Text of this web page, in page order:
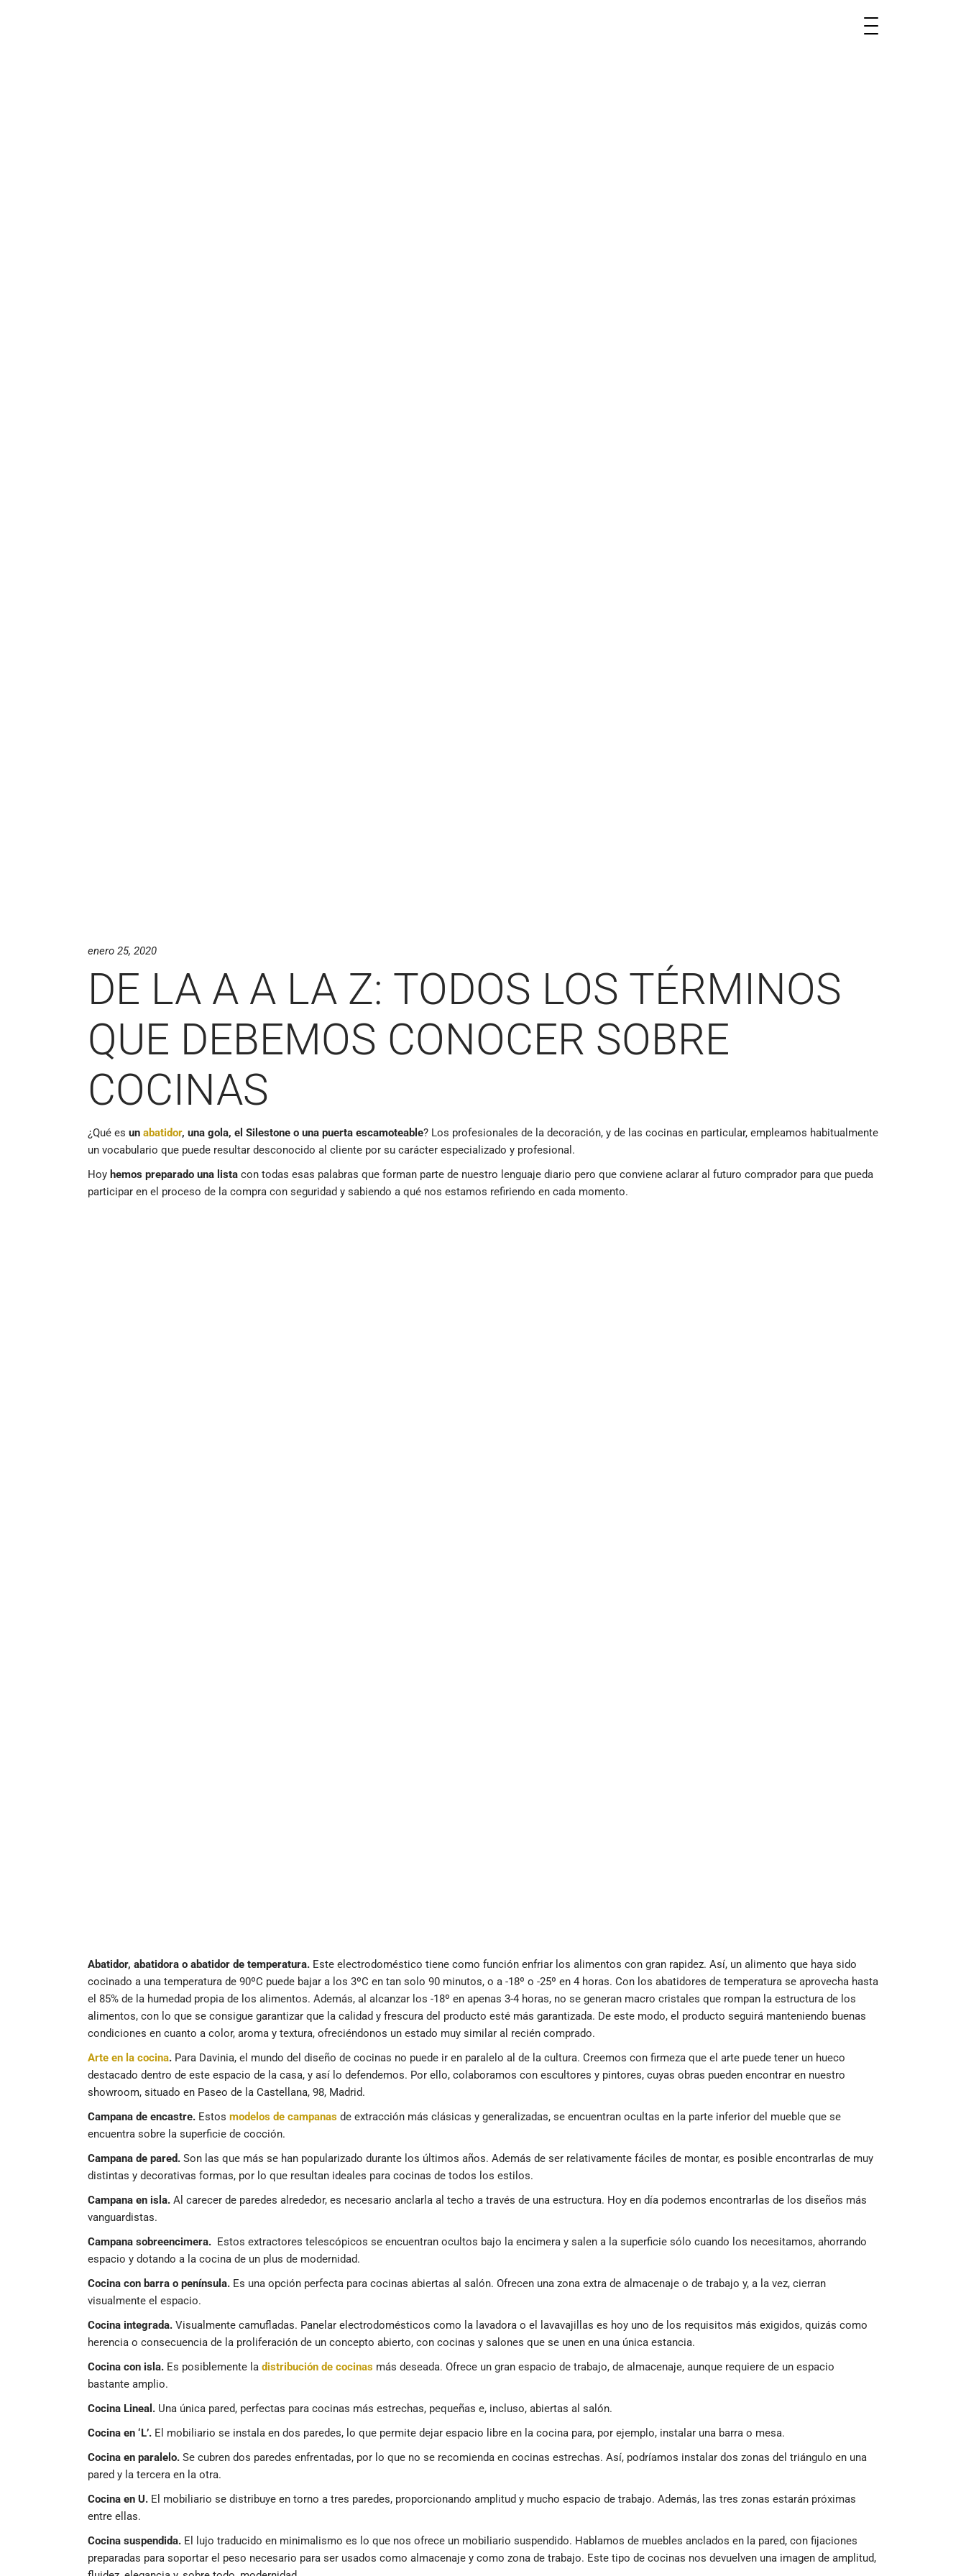
enero 25, 2020
DE LA A A LA Z: TODOS LOS TÉRMINOS
QUE DEBEMOS CONOCER SOBRE
COCINAS
¿Qué es un abatidor, una gola, el Silestone o una puerta escamoteable? Los profesionales de la decoración, y de las cocinas en particular, empleamos habitualmente
un vocabulario que puede resultar desconocido al cliente por su carácter especializado y profesional.
Hoy hemos preparado una lista con todas esas palabras que forman parte de nuestro lenguaje diario pero que conviene aclarar al futuro comprador para que pueda
participar en el proceso de la compra con seguridad y sabiendo a qué nos estamos refiriendo en cada momento.
Abatidor, abatidora o abatidor de temperatura. Este electrodoméstico tiene como función enfriar los alimentos con gran rapidez. Así, un alimento que haya sido
cocinado a una temperatura de 90ºC puede bajar a los 3ºC en tan solo 90 minutos, o a -18º o -25º en 4 horas. Con los abatidores de temperatura se aprovecha hasta
el 85% de la humedad propia de los alimentos. Además, al alcanzar los -18º en apenas 3-4 horas, no se generan macro cristales que rompan la estructura de los
alimentos, con lo que se consigue garantizar que la calidad y frescura del producto esté más garantizada. De este modo, el producto seguirá manteniendo buenas
condiciones en cuanto a color, aroma y textura, ofreciéndonos un estado muy similar al recién comprado.
Arte en la cocina. Para Davinia, el mundo del diseño de cocinas no puede ir en paralelo al de la cultura. Creemos con firmeza que el arte puede tener un hueco
destacado dentro de este espacio de la casa, y así lo defendemos. Por ello, colaboramos con escultores y pintores, cuyas obras pueden encontrar en nuestro
showroom, situado en Paseo de la Castellana, 98, Madrid.
Campana de encastre. Estos modelos de campanas de extracción más clásicas y generalizadas, se encuentran ocultas en la parte inferior del mueble que se
encuentra sobre la superficie de cocción.
Campana de pared. Son las que más se han popularizado durante los últimos años. Además de ser relativamente fáciles de montar, es posible encontrarlas de muy
distintas y decorativas formas, por lo que resultan ideales para cocinas de todos los estilos.
Campana en isla. Al carecer de paredes alrededor, es necesario anclarla al techo a través de una estructura. Hoy en día podemos encontrarlas de los diseños más
vanguardistas.
Campana sobreencimera. Estos extractores telescópicos se encuentran ocultos bajo la encimera y salen a la superficie sólo cuando los necesitamos, ahorrando
espacio y dotando a la cocina de un plus de modernidad.
Cocina con barra o península. Es una opción perfecta para cocinas abiertas al salón. Ofrecen una zona extra de almacenaje o de trabajo y, a la vez, cierran
visualmente el espacio.
Cocina integrada. Visualmente camufladas. Panelar electrodomésticos como la lavadora o el lavavajillas es hoy uno de los requisitos más exigidos, quizás como
herencia o consecuencia de la proliferación de un concepto abierto, con cocinas y salones que se unen en una única estancia.
Cocina con isla. Es posiblemente la distribución de cocinas más deseada. Ofrece un gran espacio de trabajo, de almacenaje, aunque requiere de un espacio
bastante amplio.
Cocina Lineal. Una única pared, perfectas para cocinas más estrechas, pequeñas e, incluso, abiertas al salón.
Cocina en ‘L’. El mobiliario se instala en dos paredes, lo que permite dejar espacio libre en la cocina para, por ejemplo, instalar una barra o mesa.
Cocina en paralelo. Se cubren dos paredes enfrentadas, por lo que no se recomienda en cocinas estrechas. Así, podríamos instalar dos zonas del triángulo en una
pared y la tercera en la otra.
Cocina en U. El mobiliario se distribuye en torno a tres paredes, proporcionando amplitud y mucho espacio de trabajo. Además, las tres zonas estarán próximas
entre ellas.
Cocina suspendida. El lujo traducido en minimalismo es lo que nos ofrece un mobiliario suspendido. Hablamos de muebles anclados en la pared, con fijaciones
preparadas para soportar el peso necesario para ser usados como almacenaje y como zona de trabajo. Este tipo de cocinas nos devuelven una imagen de amplitud,